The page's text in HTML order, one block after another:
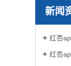
新闻
红杏
红杏